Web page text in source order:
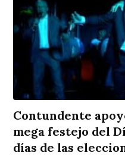
Contundente
mega festejo del
días de las